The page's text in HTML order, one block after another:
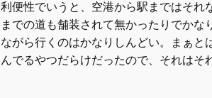
利便性でいうと、空港から駅まではそれ
までの道も舗装されて無かったりでか
ながら行くのはかなりしんどい。まぁと
んでるやつだらけだったので、それはそ